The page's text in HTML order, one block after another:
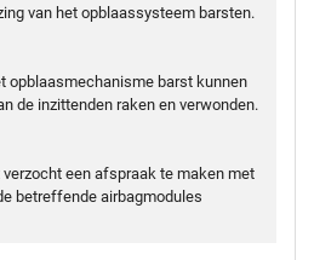
van het opblaassysteem barsten.
opblaasmechanisme barst kunnen
de inzittenden raken en verwonden.
een afspraak te maken met
betreffende airbagmodules